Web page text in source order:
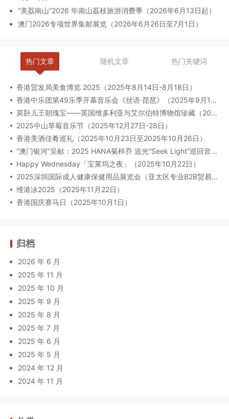
“美荔南山”2026 年南山荔枝旅游消费季（2026年6月13日起）
澳门2026专项世界集邮展览（2026年6月26日至7月1日）
热门文章 随机文章 热门关键词
香港贸发局美食博览 2025（2025年8月14日-8月18日）
香港中乐团第49乐季开幕音乐会《丝语·琵琶》（2025年9月12日至13日）
莫卧儿王朝瑰宝——英国维多利亚与艾尔伯特博物馆珍藏（2025年8月6日-2026年2月23日）
2025中山草莓音乐节（2025年12月27日-28日）
香港美酒佳肴巡礼（2025年10月23日至2025年10月26日）
“澳门银河”呈献：2025 HANA菊梓乔 追光“Seek Light”巡回音乐会-澳门限定场（2025年9月27日）
Happy Wednesday「宝莱坞之夜」（2025年10月22日）
2025深圳国际成人健康保健用品展览会（亚太区专业B2B贸易展）（2025年09月17-19日）
维港泳2025（2025年11月22日）
香港国庆赛马日（2025年10月1日）
归档
2026 年 6 月
2025 年 11 月
2025 年 10 月
2025 年 9 月
2025 年 8 月
2025 年 7 月
2025 年 6 月
2025 年 5 月
2024 年 12 月
2024 年 11 月